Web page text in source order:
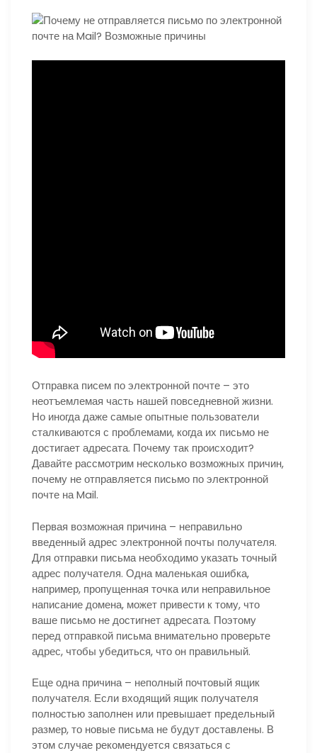
Отправка писем по электронной почте – это
неотъемлемая часть нашей повседневной жизни.
Но иногда даже самые опытные пользователи
сталкиваются с проблемами, когда их письмо не
достигает адресата. Почему так происходит?
Давайте рассмотрим несколько возможных причин,
почему не отправляется письмо по электронной
почте на Mail.
Первая возможная причина – неправильно
введенный адрес электронной почты получателя.
Для отправки письма необходимо указать точный
адрес получателя. Одна маленькая ошибка,
например, пропущенная точка или неправильное
написание домена, может привести к тому, что
ваше письмо не достигнет адресата. Поэтому
перед отправкой письма внимательно проверьте
адрес, чтобы убедиться, что он правильный.
Еще одна причина – неполный почтовый ящик
получателя. Если входящий ящик получателя
полностью заполнен или превышает предельный
размер, то новые письма не будут доставлены. В
этом случае рекомендуется связаться с